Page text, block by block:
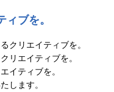
ブを。
クリエイティブを。
リエイティブを。
イティブを。
します。